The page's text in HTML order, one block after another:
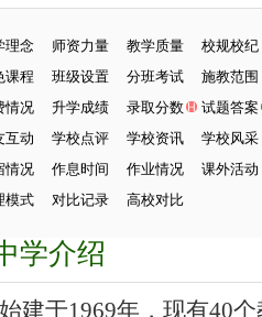
理念 师资力量 教学质量
校规校纪
课程 班级设置 分班考试
施教范围
情况 升学成绩 录取分数
试题答案
互动 学校点评 学校资讯
学校风采
情况 作息时间 作业情况
课外活动
模式 对比记录 高校对比
学介绍
建于1969年，现有40